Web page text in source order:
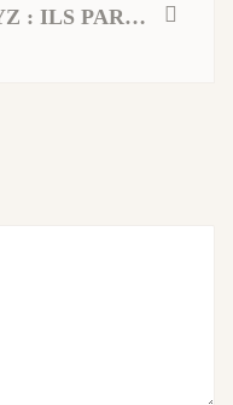
PRESS BOOK CREALYZ : ILS PARLENT DE NOUS